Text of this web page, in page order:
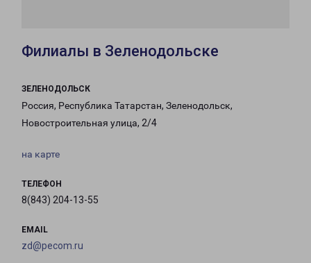
Филиалы в Зеленодольске
ЗЕЛЕНОДОЛЬСК
Россия, Республика Татарстан, Зеленодольск,
Новостроительная улица, 2/4
на карте
ТЕЛЕФОН
8(843) 204-13-55
EMAIL
zd@pecom.ru